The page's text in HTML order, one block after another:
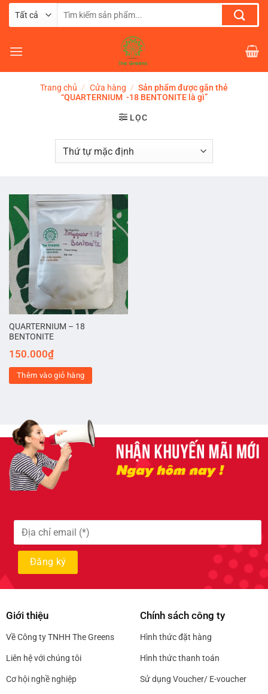
Chuyển
dung
Tìm
Trang chủ / Cửa hàng / Sản phẩm được gắn thẻ
“QUARTERNIUM -18 BENTONITE là gì”
LỌC
QUARTERNIUM – 18
BENTONITE
150.000₫
Thêm vào giỏ hàng
Giới thiệu
Về Công ty TNHH The Greens
Liên hệ với chúng tôi
Cơ hội nghề nghiệp
Chính sách công ty
Hình thức đặt hàng
Hình thức thanh toán
Sử dụng Voucher/ E-voucher